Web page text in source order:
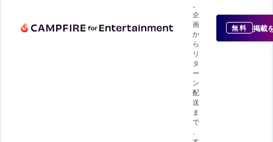
企
画
か
ら
リ
タ
ー
ン
配
送
ま
で
無料 掲載